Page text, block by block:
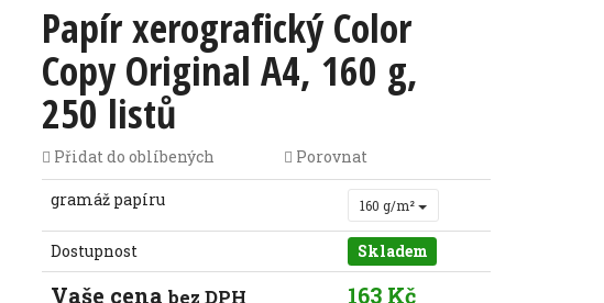
Papír xerografický Color
Copy Original A4, 160 g,
250 listů
Přidat do oblíbených Porovnat
gramáž papíru 160 g/m²
Dostupnost Skladem
Vaše cenabez DPH 163 Kč